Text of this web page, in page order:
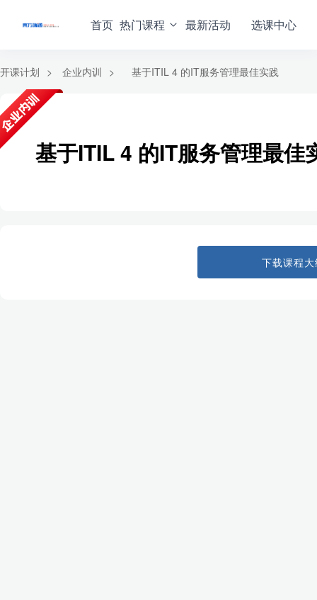
首页 热门课程 最新活动 选课中心
开课计划 > 企业内训 > 基于ITIL 4 的IT服务管理最佳实践
基于ITIL 4 的IT服务管理最佳
下载课程